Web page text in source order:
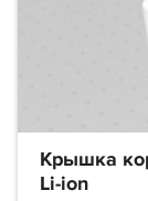
Крышка
Li-ion